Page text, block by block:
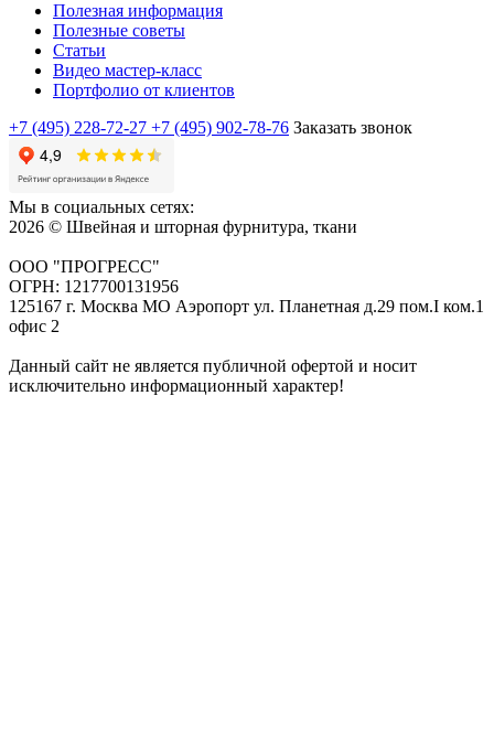
Полезная информация
Полезные советы
Статьи
Видео мастер-класс
Портфолио от клиентов
+7 (495) 228-72-27 +7 (495) 902-78-76 Заказать звонок
Мы в социальных сетях:
2026 © Швейная и шторная фурнитура, ткани
ООО "ПРОГРЕСС"
ОГРН: 1217700131956
125167 г. Москва МО Аэропорт ул. Планетная д.29 пом.I ком.1
офис 2
Данный сайт не является публичной офертой и носит
исключительно информационный характер!